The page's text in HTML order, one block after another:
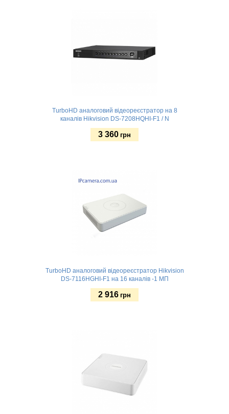
TurboHD аналоговий відеореєстратор на 8
каналів Hikvision DS-7208HQHI-F1 / N
3 360 грн
TurboHD аналоговий відеореєстратор Hikvision
DS-7116HGHI-F1 на 16 каналів -1 МП
2 916 грн